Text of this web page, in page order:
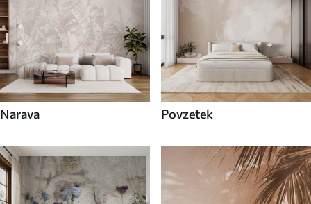
Narava Povzetek